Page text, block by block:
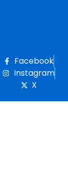
Facebook
Instagram
X